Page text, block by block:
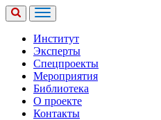
Институт
Эксперты
Спецпроекты
Мероприятия
Библиотека
О проекте
Контакты